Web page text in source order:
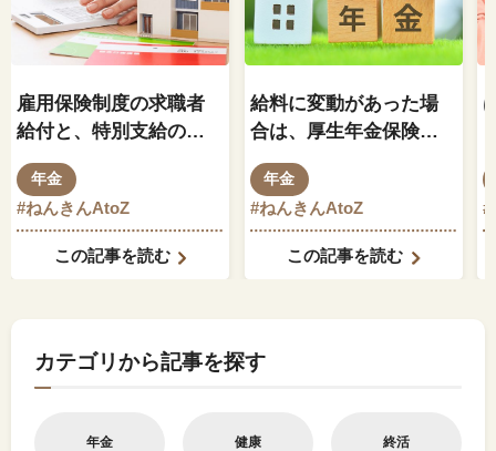
雇用保険制度の求職者
給付と、特別支給の老
齢厚生年金の関係はど
のようになっているの
でしょうか？
年金
#ねんきんAtoZ
この記事を読む
給料に変動があった場
合は、厚生年金保険料
もそれに伴って変動し
ますか？
年金
#ねんきんAtoZ
この記事を読む
#
カテゴリから記事を探す
年金 健康 終活